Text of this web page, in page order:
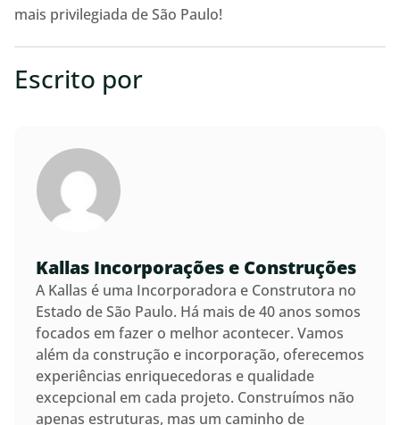
mais privilegiada de São Paulo!
Escrito por
Kallas Incorporações e Construções
A Kallas é uma Incorporadora e Construtora no
Estado de São Paulo. Há mais de 40 anos somos
focados em fazer o melhor acontecer. Vamos
além da construção e incorporação, oferecemos
experiências enriquecedoras e qualidade
excepcional em cada projeto. Construímos não
apenas estruturas, mas um caminho de